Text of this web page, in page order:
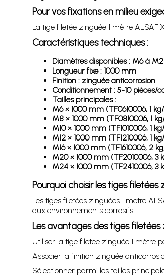
Pour vos fixations en milieu
La tige filetée zinguée 1 mètre
Caractéristiques techniques :
Diamètres disponibles : M6 à
Longueur fixe : 1000 mm
Finition : zinguée anticorrosion
Conditionnement : 5-10 pièces/
Tailles principales :
M6 × 1000 mm (TF0610006, 1
M8 × 1000 mm (TF0810006, 1
M10 × 1000 mm (TF1010006, 1
M12 × 1000 mm (TF1210006, 1
M16 × 1000 mm (TF1610006, 2
M20 × 1000 mm (TF2010006, 3
M24 × 1000 mm (TF2410006, 3
Pourquoi choisir les tiges filetées
Les tiges filetées zinguées 1 mètre
aux environnements corrosifs.
Les avantages des tiges filetées
Utiliser la tige filetée zinguée 1 mètre
Associer la finition zinguée
Sélectionner parmi les tailles